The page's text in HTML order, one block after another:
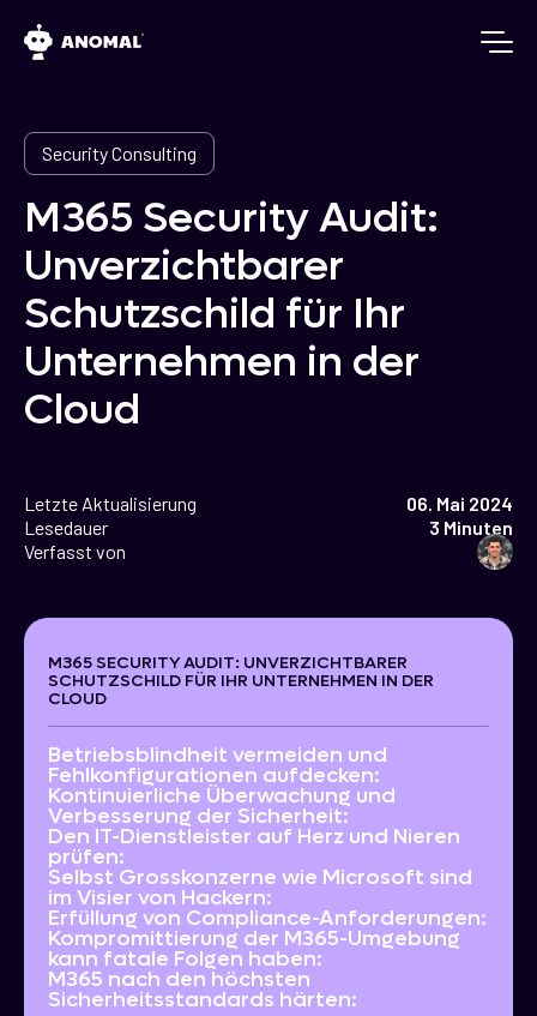
Security Consulting
M365 Security Audit:
Unverzichtbarer
Schutzschild für Ihr
Unternehmen in der
Cloud
Letzte Aktualisierung
06. Mai 2024
Lesedauer
3 Minuten
Verfasst von
M365 SECURITY AUDIT: UNVERZICHTBARER
SCHUTZSCHILD FÜR IHR UNTERNEHMEN IN DER
CLOUD
Betriebsblindheit vermeiden und
Fehlkonfigurationen aufdecken:
Kontinuierliche Überwachung und
Verbesserung der Sicherheit:
Den IT-Dienstleister auf Herz und Nieren
prüfen:
Selbst Grosskonzerne wie Microsoft sind
im Visier von Hackern:
Erfüllung von Compliance-Anforderungen:
Kompromittierung der M365-Umgebung
kann fatale Folgen haben:
M365 nach den höchsten
Sicherheitsstandards härten: